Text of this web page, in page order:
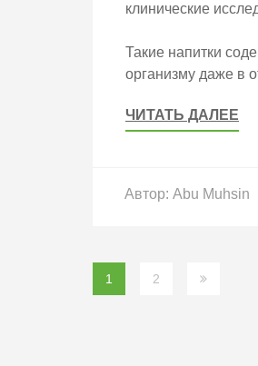
клинические
Такие напитки
организму даже в
ЧИТАТЬ ДАЛЕЕ
Автор: Abu Muhsin
Пагинация
записей
1 2